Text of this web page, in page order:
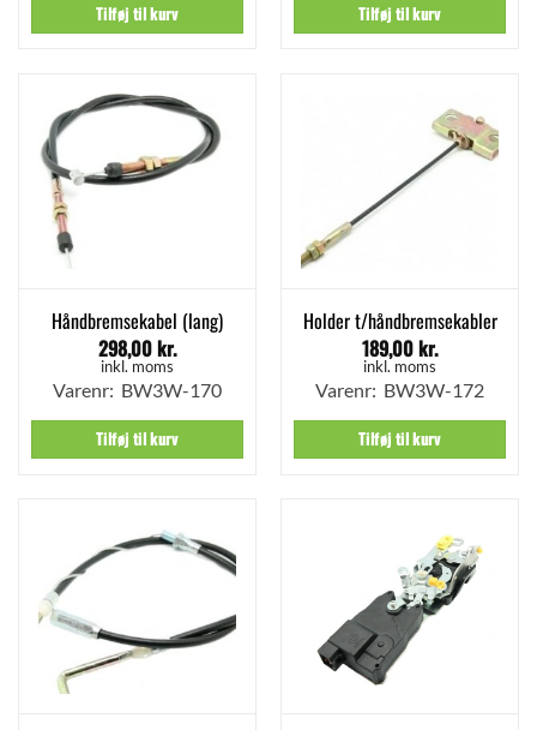
Tilføj til kurv Tilføj til kurv
Håndbremsekabel (lang)
298,00kr.
inkl. moms
Varenr: BW3W-170
Tilføj til kurv
Holder t/håndbremsekabler
189,00kr.
inkl. moms
Varenr: BW3W-172
Tilføj til kurv